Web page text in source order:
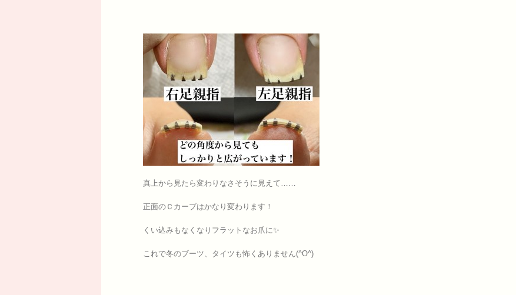
真上から見たら変わりなさそうに見えて……
正面のＣカーブはかなり変わります！
くい込みもなくなりフラットなお爪に✨
これで冬のブーツ、タイツも怖くありません(^O^)